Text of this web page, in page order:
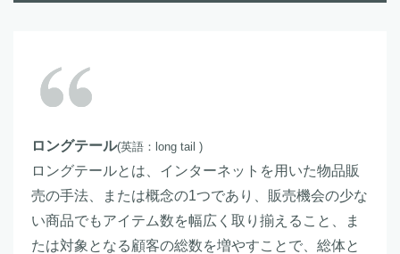
ロングテール(英語：long tail )
ロングテールとは、インターネットを用いた物品販
売の手法、または概念の1つであり、販売機会の少な
い商品でもアイテム数を幅広く取り揃えること、ま
たは対象となる顧客の総数を増やすことで、総体と